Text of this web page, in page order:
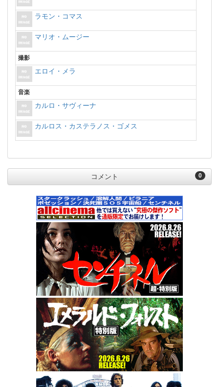
ラモン・コマス
マリオ・ムージー
撮影
エロイ・メラ
音楽
カルロ・サヴィーナ
カルロス・カステラノス・ゴメス
0
コメント